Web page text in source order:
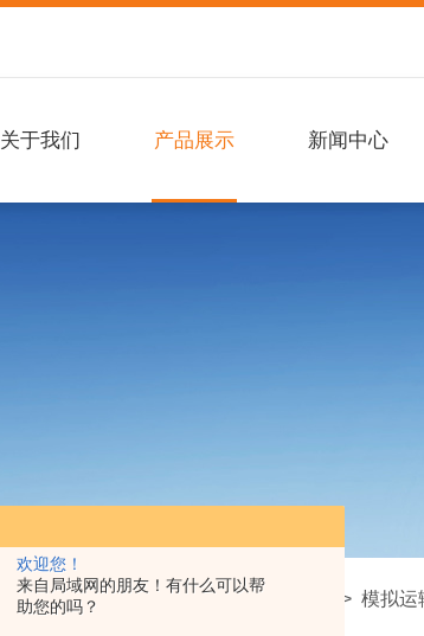
欢迎您！
来自局域网的朋友！有什么可以帮
助您的吗？
关于我们 产品展示 新闻中心
首页>产品展示 > 箱包检测试验设备 > 模拟运